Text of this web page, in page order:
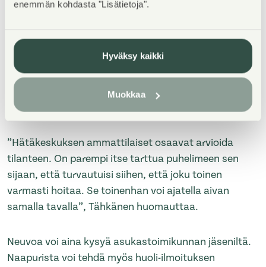
enemmän kohdasta "Lisätietoja".
Hyväksy kaikki
Muokkaa
Uskalla soittaa hätänumeroon
Sairaanhoitajana työskentelevä Tähkänen kannustaa
soittamaan matalalla kynnyksellä hätänumeroon.
”Hätäkeskuksen ammattilaiset osaavat arvioida
tilanteen. On parempi itse tarttua puhelimeen sen
sijaan, että turvautuisi siihen, että joku toinen
varmasti hoitaa. Se toinenhan voi ajatella aivan
samalla tavalla”, Tähkänen huomauttaa.
Neuvoa voi aina kysyä asukastoimikunnan jäseniltä.
Naapurista voi tehdä myös huoli-ilmoituksen